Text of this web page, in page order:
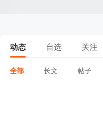
动态 自选 关注
全部 长文 帖子